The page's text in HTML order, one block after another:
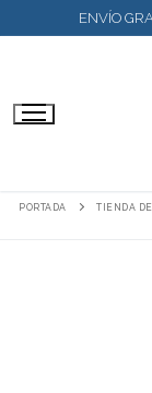
ENVÍO
PORTADA TIENDA